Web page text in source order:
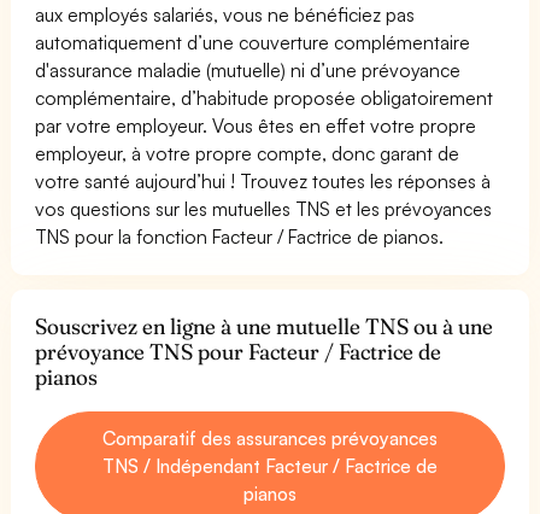
aux employés salariés, vous ne bénéficiez pas
automatiquement d’une couverture complémentaire
d'assurance maladie (mutuelle) ni d’une prévoyance
complémentaire, d’habitude proposée obligatoirement
par votre employeur. Vous êtes en effet votre propre
employeur, à votre propre compte, donc garant de
votre santé aujourd’hui ! Trouvez toutes les réponses à
vos questions sur les mutuelles TNS et les prévoyances
TNS pour la fonction Facteur / Factrice de pianos.
Souscrivez en ligne à une mutuelle TNS ou à une
prévoyance TNS pour Facteur / Factrice de
pianos
Comparatif des assurances prévoyances
TNS / Indépendant Facteur / Factrice de
pianos